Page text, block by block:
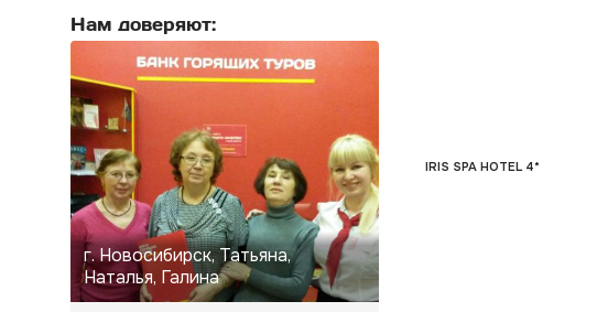
Нам доверяют:
г. Новосибирск, Татьяна,
Наталья, Галина
IRIS SPA HOTEL 4*